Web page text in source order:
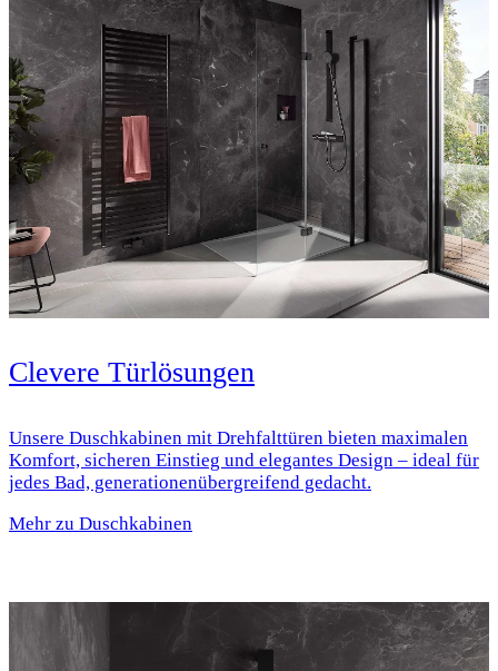
Clevere Türlösungen
Unsere Duschkabinen mit Drehfalttüren bieten maximalen
Komfort, sicheren Einstieg und elegantes Design – ideal für
jedes Bad, generationenübergreifend gedacht.
Mehr zu Duschkabinen